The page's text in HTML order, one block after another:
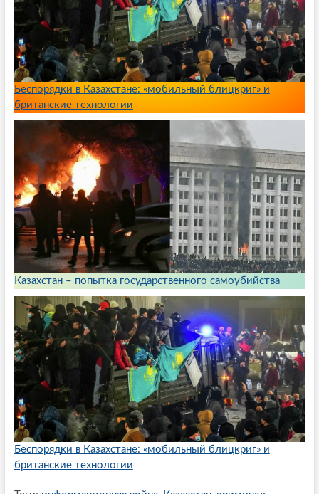
Беспорядки в Казахстане: «мобильный блицкриг» и
британские технологии
Казахстан – попытка государственного самоубийства
Беспорядки в Казахстане: «мобильный блицкриг» и
британские технологии